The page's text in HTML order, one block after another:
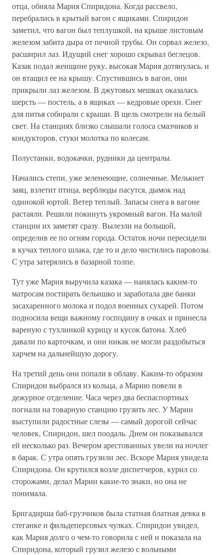
отца, обняла Мария Спиридона. Когда рассвело,
перебрались в крытый вагон с ящиками. Спиридон
заметил, что вагон был теплушкой, на крыше листовым
железом забита дыра от печной трубы. Он сорвал железо,
расширил лаз. Идущий снег хорошо скрывал беглецов.
Казак подал женщине руку, высокая Мария дотянулась, и
он втащил ее на крышу. Спустившись в вагон, они
прикрыли лаз железом. В джутовых мешках оказалась
шерсть — постель, а в ящиках — кедровые орехи. Снег
для питья собирали с крыши. В щель смотрели на белый
свет. На станциях близко слышали голоса смазчиков и
кондукторов, стуки молотка по колесам.
Полустанки, водокачки, рудники да централы.
Начались степи, уже зеленеющие, солнечные. Мелькнет
заяц, взлетит птица, верблюды пасутся, дымок над
одинокой юртой. Ветер теплый. Запасы снега в вагоне
растаяли. Решили покинуть укромный вагон. На малой
станции их заметят сразу. Вылезли на большой,
определив ее по огням города. Остаток ночи пересидели
в кучах теплого шлака, где то и дело чистились паровозы.
С утра затерялись в базарной толпе.
Тут уже Мария выручила казака — нанялась каким-то
матросам постирать бельишко и заработала две банки
засахаренного молока и подол военных сухарей. Потом
подносила вещи важному господину в очках и принесла
вареную с тухлинкой курицу и кусок батона. Хлеб
давали по карточкам, и они никак не могли раздобыться
харчем на дальнейшую дорогу.
На третий день они попали в облаву. Каким-то образом
Спиридон выбрался из кольца, а Марию повели в
дежурное отделение. Часа через два беспаспортных
погнали на товарную станцию грузить лес. У Марии
выступили радостные слезы — самый дорогой сейчас
человек, Спиридон, шел поодаль. Днем он показывался
ей несколько раз. Вечером арестованных увели на ночлег
в барак. С утра опять грузили лес. Вскоре Мария увидела
Спиридона. Он крутился возле диспетчеров, курил со
сторожами, делал Марии какие-то знаки, но она не
понимала.
Бригадирша баб-грузчиков была статная блатная девка в
стеганке и фильдеперсовых чулках. Спиридон увидел,
как Мария долго о чем-то говорила с ней и показала на
Спиридона, который грузил железо с вольными